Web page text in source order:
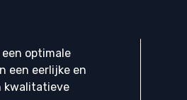
optimale
een eerlijke en
kwalitatieve